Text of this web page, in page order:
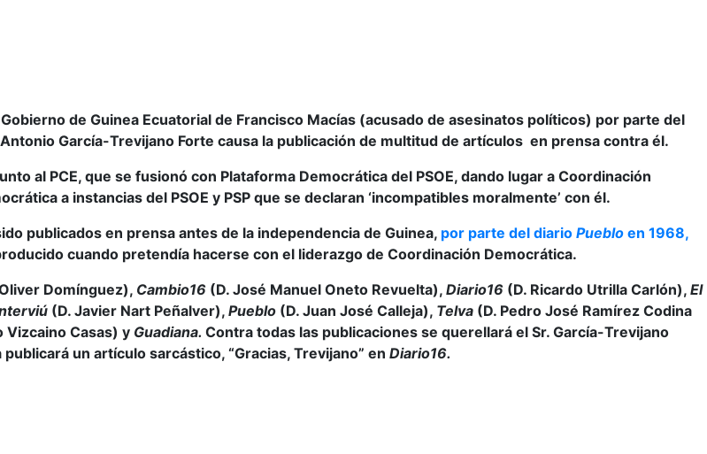
de Guinea Ecuatorial de Francisco Macías (acusado de asesinatos políticos) por parte del
García-Trevijano Forte causa la publicación de multitud de artículos en prensa contra él.
al PCE, que se fusionó con Plataforma Democrática del PSOE, dando lugar a Coordinación
a instancias del PSOE y PSP que se declaran ‘incompatibles moralmente’ con él.
publicados en prensa antes de la independencia de Guinea, por parte del diario Pueblo en 1968,
cuando pretendía hacerse con el liderazgo de Coordinación Democrática.
Domínguez), Cambio16 (D. José Manuel Oneto Revuelta), Diario16 (D. Ricardo Utrilla Carlón), El
(D. Javier Nart Peñalver), Pueblo (D. Juan José Calleja), Telva (D. Pedro José Ramírez Codina
Vizcaino Casas) y Guadiana. Contra todas las publicaciones se querellará el Sr. García-Trevijano
un artículo sarcástico, “Gracias, Trevijano” en Diario16.